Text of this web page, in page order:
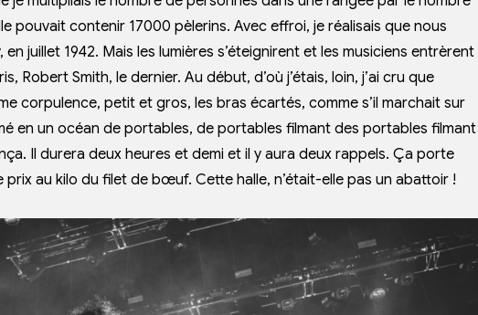
pouvait contenir 17000 pèlerins. Avec effroi, je réalisais que nous
en juillet 1942. Mais les lumières s’éteignirent et les musiciens entrèrent
Robert Smith, le dernier. Au début, d’où j’étais, loin, j’ai cru que
corpulence, petit et gros, les bras écartés, comme s’il marchait sur
en un océan de portables, de portables filmant des portables filmant
Il durera deux heures et demi et il y aura deux rappels. Ça porte
prix au kilo du filet de bœuf. Cette halle, n’était-elle pas un abattoir !